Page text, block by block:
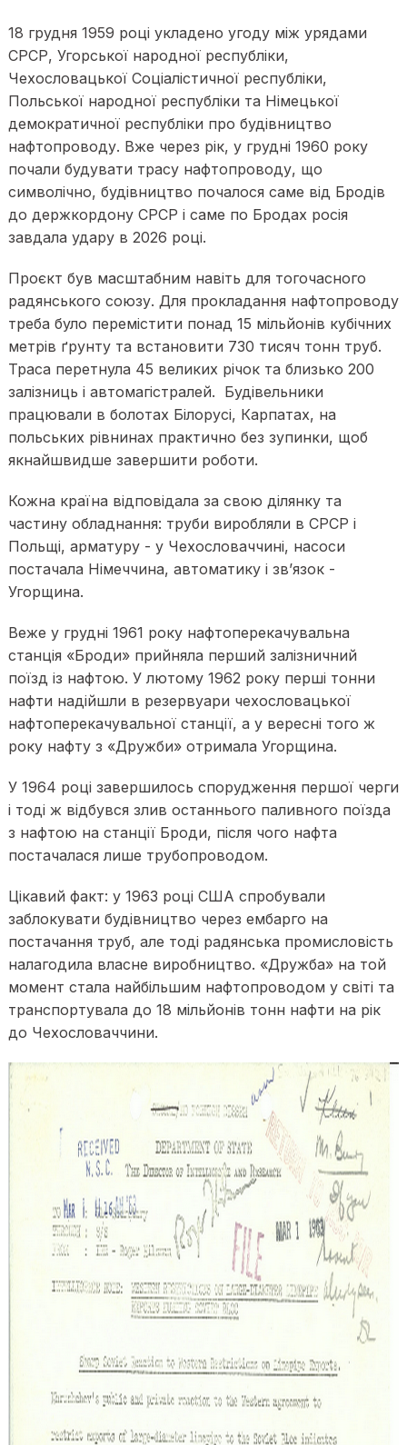
18 грудня 1959 році укладено угоду між урядами
СРСР, Угорської народної республіки,
Чехословацької Соціалістичної республіки,
Польської народної республіки та Німецької
демократичної республіки про будівництво
нафтопроводу. Вже через рік, у грудні 1960 року
почали будувати трасу нафтопроводу, що
символічно, будівництво почалося саме від Бродів
до держкордону СРСР і саме по Бродах росія
завдала удару в 2026 році.
Проєкт був масштабним навіть для тогочасного
радянського союзу. Для прокладання нафтопроводу
треба було перемістити понад 15 мільйонів кубічних
метрів ґрунту та встановити 730 тисяч тонн труб.
Траса перетнула 45 великих річок та близько 200
залізниць і автомагістралей. Будівельники
працювали в болотах Білорусі, Карпатах, на
польських рівнинах практично без зупинки, щоб
якнайшвидше завершити роботи.
Кожна країна відповідала за свою ділянку та
частину обладнання: труби виробляли в СРСР і
Польщі, арматуру - у Чехословаччині, насоси
постачала Німеччина, автоматику і зв’язок -
Угорщина.
Веже у грудні 1961 року нафтоперекачувальна
станція «Броди» прийняла перший залізничний
поїзд із нафтою. У лютому 1962 року перші тонни
нафти надійшли в резервуари чехословацької
нафтоперекачувальної станції, а у вересні того ж
року нафту з «Дружби» отримала Угорщина.
У 1964 році завершилось спорудження першої черги
і тоді ж відбувся злив останнього паливного поїзда
з нафтою на станції Броди, після чого нафта
постачалася лише трубопроводом.
Цікавий факт: у 1963 році США спробували
заблокувати будівництво через ембарго на
постачання труб, але тоді радянська промисловість
налагодила власне виробництво. «Дружба» на той
момент стала найбільшим нафтопроводом у світі та
транспортувала до 18 мільйонів тонн нафти на рік
до Чехословаччини.